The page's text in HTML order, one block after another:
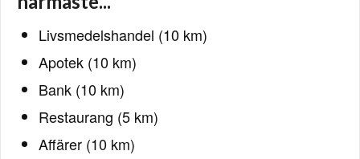
Livsmedelshandel (10 km)
Apotek (10 km)
Bank (10 km)
Restaurang (5 km)
Affärer (10 km)